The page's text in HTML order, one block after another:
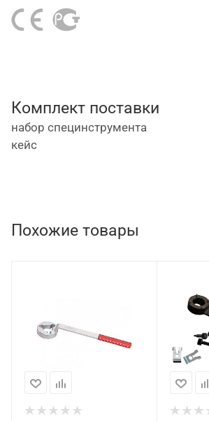
Комплект поставки
набор специнструмента
кейс
Похожие товары